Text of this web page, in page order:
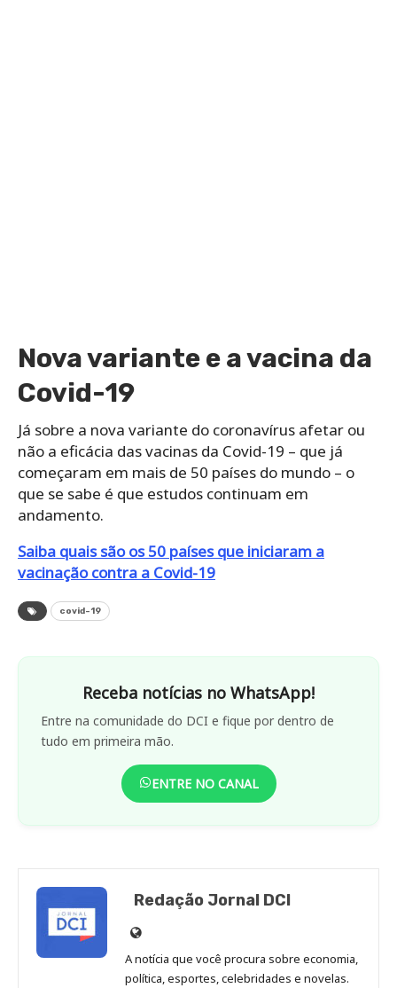
Nova variante e a vacina da
Covid-19
Já sobre a nova variante do coronavírus afetar ou
não a eficácia das vacinas da Covid-19 – que já
começaram em mais de 50 países do mundo – o
que se sabe é que estudos continuam em
andamento.
Saiba quais são os 50 países que iniciaram a
vacinação contra a Covid-19
covid-19
Receba notícias no WhatsApp!
Entre na comunidade do DCI e fique por dentro de
tudo em primeira mão.
ENTRE NO CANAL
Redação Jornal DCI
Site
de
Redação
A notícia que você procura sobre economia,
política, esportes, celebridades e novelas.